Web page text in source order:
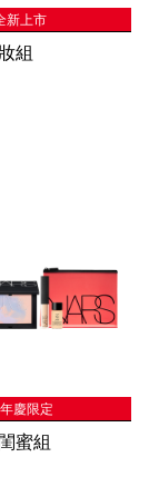
新上市
組
慶限定
蜜組